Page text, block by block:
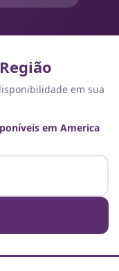
em sua
em America